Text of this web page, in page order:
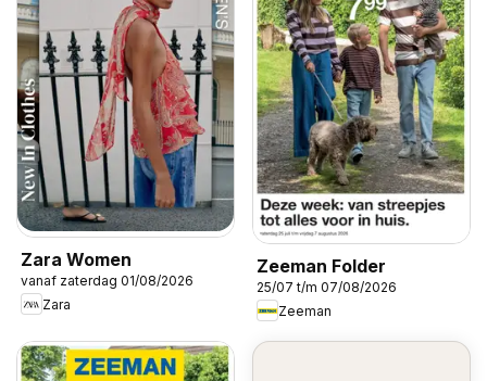
Zara Women
vanaf zaterdag 01/08/2026
Zara
Zeeman Folder
25/07 t/m 07/08/2026
Zeeman